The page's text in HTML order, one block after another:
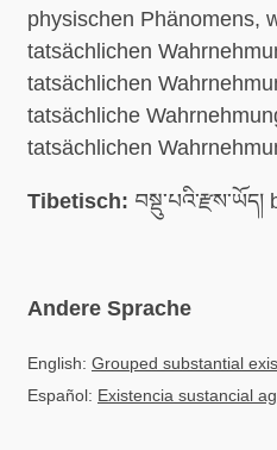
physischen Phänomens,
tatsächlichen
tatsächlichen
tatsächliche
tatsächlichen
Tibetisch:
Andere Sprache
English: Grouped substantial
Español: Existencia sustancial